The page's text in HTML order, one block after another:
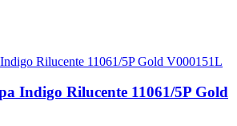
Indigo Rilucente 11061/5P Gold